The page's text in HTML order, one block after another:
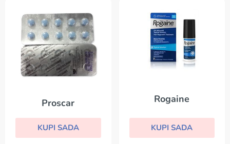
Proscar
KUPI SADA
Rogaine
KUPI SADA